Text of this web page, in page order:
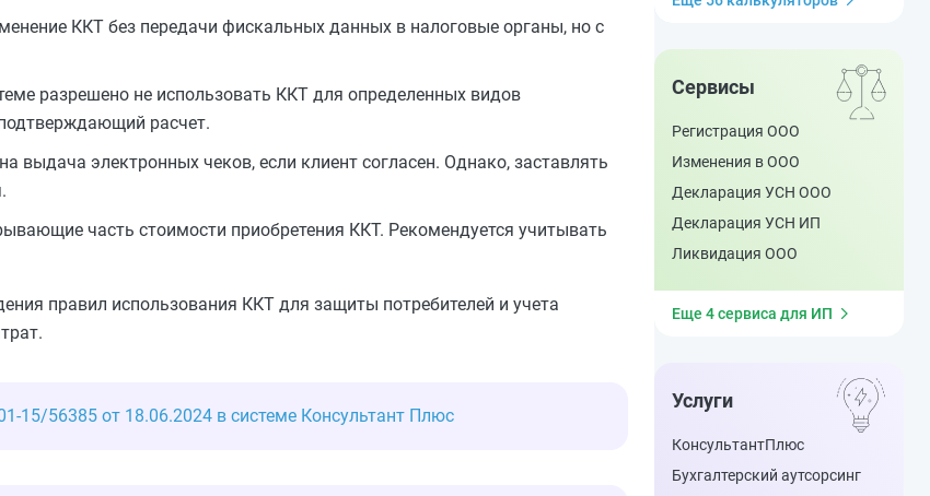
ККТ без передачи фискальных данных в налоговые органы, но с
разрешено не использовать ККТ для определенных видов
расчет.
электронных чеков, если клиент согласен. Однако, заставлять
часть стоимости приобретения ККТ. Рекомендуется учитывать
правил использования ККТ для защиты потребителей и учета
56385 от 18.06.2024 в системе Консультант Плюс
Сервисы
Регистрация ООО
Изменения в ООО
Декларация УСН ООО
Декларация УСН ИП
Ликвидация ООО
Еще 4 сервиса для ИП
Услуги
КонсультантПлюс
Бухгалтерский аутсорсинг